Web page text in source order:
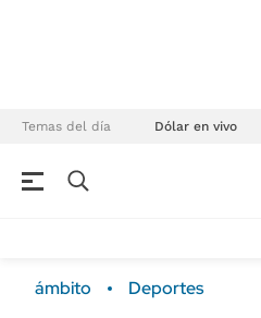
Temas del día Dólar en vivo
ámbito Deportes